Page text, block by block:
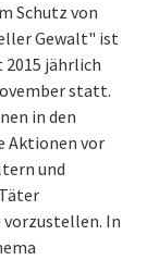
Schutz von
Gewalt" ist
jährlich
statt.
in den
Aktionen vor
und
vorzustellen. In